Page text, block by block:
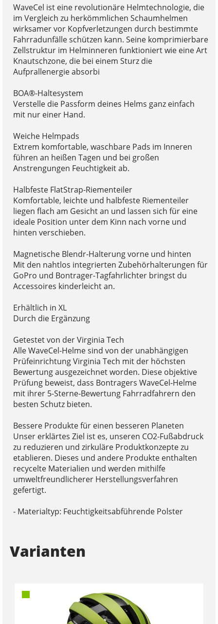
WaveCel ist eine revolutionäre Helmtechnologie, die
im Vergleich zu herkömmlichen Schaumhelmen
wirksamer vor Kopfverletzungen durch bestimmte
Fahrradunfälle schützen kann. Seine komprimierbare
Zellstruktur im Helminneren funktioniert wie eine Art
Knautschzone, die bei einem Sturz die
Aufprallenergie absorbi
BOA®-Haltesystem
Verstelle die Passform deines Helms ganz einfach
mit nur einer Hand.
Weiche Helmpads
Extrem komfortable, waschbare Pads im Inneren
führen an heißen Tagen und bei großen
Anstrengungen Feuchtigkeit ab.
Halbfeste FlatStrap-Riementeiler
Komfortable, leichte und halbfeste Riementeiler
liegen flach am Gesicht an und lassen sich für eine
ideale Position unter dem Kinn nach vorne und
hinten verschieben.
Magnetische Blendr-Halterung vorne und hinten
Mit den nahtlos integrierten Zubehörhalterungen für
GoPro und Bontrager-Tagfahrlichter bringst du
Accessoires kinderleicht an.
Erhältlich in XL
Durch die Ergänzung
Getestet von der Virginia Tech
Alle WaveCel-Helme sind von der unabhängigen
Prüfeinrichtung Virginia Tech mit der höchsten
Bewertung ausgezeichnet worden. Diese objektive
Prüfung beweist, dass Bontragers WaveCel-Helme
mit ihrer 5-Sterne-Bewertung Fahrradfahrern den
besten Schutz bieten.
Bessere Produkte für einen besseren Planeten
Unser erklärtes Ziel ist es, unseren CO2-Fußabdruck
zu reduzieren und zirkuläre Produktkonzepte zu
etablieren. Dieses und andere Produkte enthalten
recycelte Materialien und werden mithilfe
umweltfreundlicherer Herstellungsverfahren
gefertigt.
- Materialtyp: Feuchtigkeitsabführende Polster
Varianten